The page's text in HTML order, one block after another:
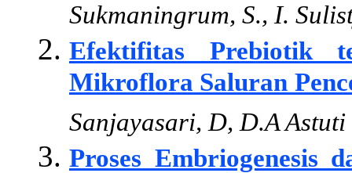
Sukmaningrum, S., I.
Efektifitas Prebiotik
Mikroflora Saluran
Sanjayasari, D, D.A
Proses Embriogenesis